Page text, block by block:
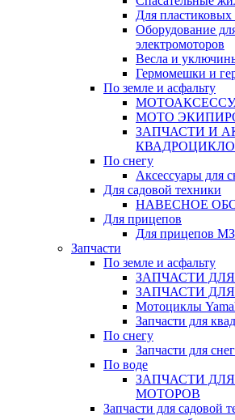
Для пластиковых
Оборудование
электромоторов
Весла и
Гермомешки и
По земле и асфальту
МОТО
ЗАПЧАСТИ И
По снегу
Аксессуары для
Для садовой техники
НАВЕСНОЕ
Для прицепов
Для прицепов
Запчасти
По земле и асфальту
ЗАПЧАСТИ
ЗАПЧАСТИ
Мотоциклы
Запчасти для
По снегу
Запчасти для
По воде
ЗАПЧАСТИ
МОТОРОВ
Запчасти для садовой